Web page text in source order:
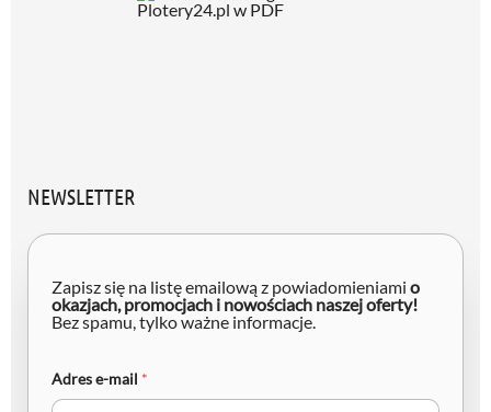
NEWSLETTER
Zapisz się na listę emailową z powiadomieniami o
okazjach, promocjach i nowościach naszej oferty!
Bez spamu, tylko ważne informacje.
-
m
Adres e-mail *